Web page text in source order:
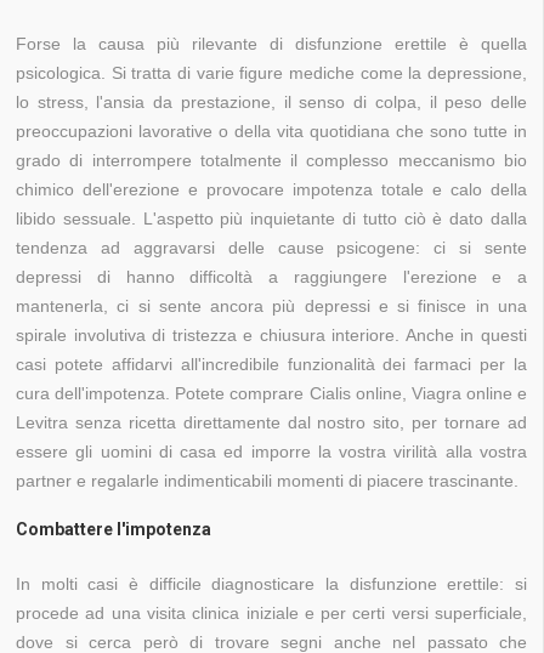
Forse la causa più rilevante di disfunzione erettile è quella
psicologica. Si tratta di varie figure mediche come la depressione,
lo stress, l'ansia da prestazione, il senso di colpa, il peso delle
preoccupazioni lavorative o della vita quotidiana che sono tutte in
grado di interrompere totalmente il complesso meccanismo bio
chimico dell'erezione e provocare impotenza totale e calo della
libido sessuale. L'aspetto più inquietante di tutto ciò è dato dalla
tendenza ad aggravarsi delle cause psicogene: ci si sente
depressi di hanno difficoltà a raggiungere l'erezione e a
mantenerla, ci si sente ancora più depressi e si finisce in una
spirale involutiva di tristezza e chiusura interiore. Anche in questi
casi potete affidarvi all'incredibile funzionalità dei farmaci per la
cura dell'impotenza. Potete comprare Cialis online, Viagra online e
Levitra senza ricetta direttamente dal nostro sito, per tornare ad
essere gli uomini di casa ed imporre la vostra virilità alla vostra
partner e regalarle indimenticabili momenti di piacere trascinante.
Combattere l'impotenza
In molti casi è difficile diagnosticare la disfunzione erettile: si
procede ad una visita clinica iniziale e per certi versi superficiale,
dove si cerca però di trovare segni anche nel passato che